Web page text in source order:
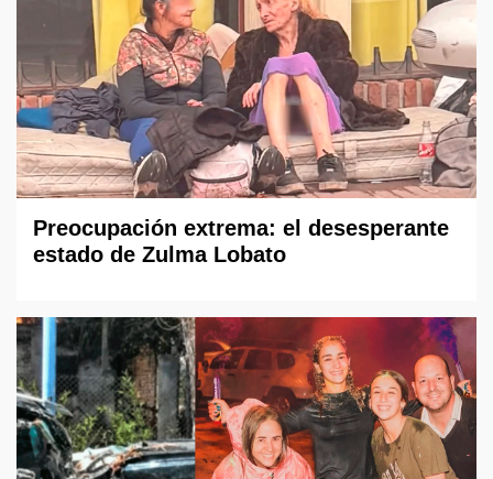
Preocupación extrema: el desesperante
estado de Zulma Lobato